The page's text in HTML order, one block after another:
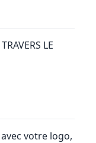
LE
votre logo,